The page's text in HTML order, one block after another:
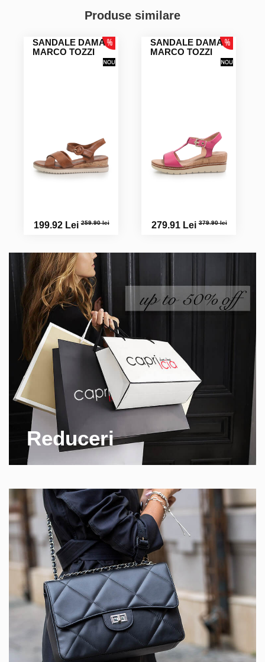
Produse similare
SANDALE DAMA
MARCO TOZZI
199.92 Lei259.90 lei
SANDALE DAMA
MARCO TOZZI
279.91 Lei379.90 lei
Reduceri